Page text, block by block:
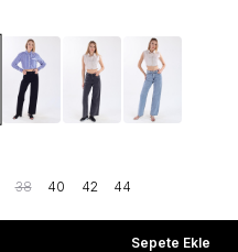
38 40 42 44
Sepete Ekle